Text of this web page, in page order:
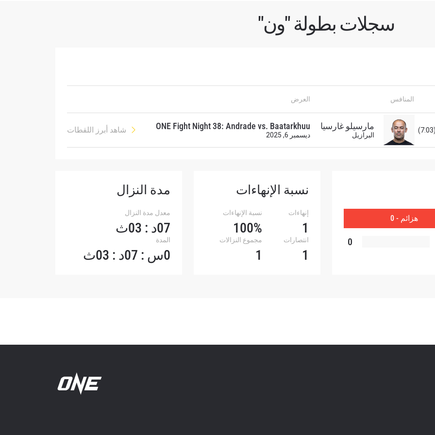
سجلات بطولة "ون"
المنافس العرض
مارسيلو غارسيا
البرازيل
ONE Fight Night 38: Andrade vs. Baatarkhuu
ديسمبر 6, 2025
شاهد أبرز اللقطات
هزائم - 0
0
نسبة الإنهاءات
إنهاءات
1
نسبة الإنهاءات
100%
انتصارات
1
مجموع النزالات
1
مدة النزال
معدل مدة النزال
07د : 03ث
المدة
0س : 07د : 03ث
المنافس
العرض
سياسة الخصوصية
. يمكنك إلغاء الاشتراك في هذه المنشورات في